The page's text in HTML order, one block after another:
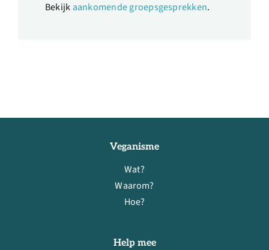
Bekijk aankomende groepsgesprekken.
Veganisme
Wat?
Waarom?
Hoe?
Help mee